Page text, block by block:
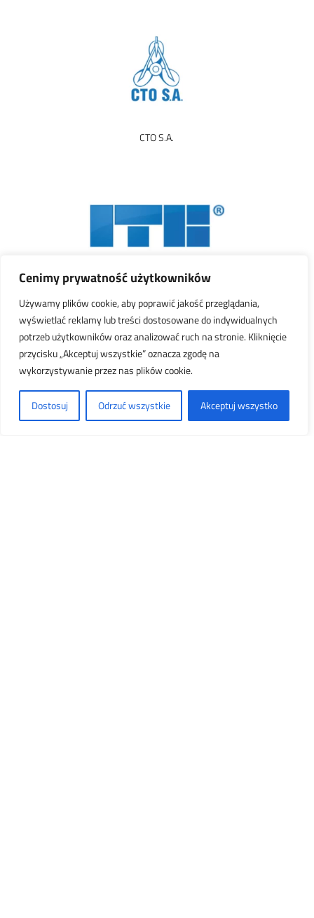
Cenimy prywatność użytkowników
Używamy plików cookie, aby poprawić jakość przeglądania,
wyświetlać reklamy lub treści dostosowane do indywidualnych
potrzeb użytkowników oraz analizować ruch na stronie. Kliknięcie
przycisku „Akceptuj wszystkie” oznacza zgodę na
wykorzystywanie przez nas plików cookie.
Dostosuj Odrzuć wszystkie Akceptuj wszystko
CTO S.A.